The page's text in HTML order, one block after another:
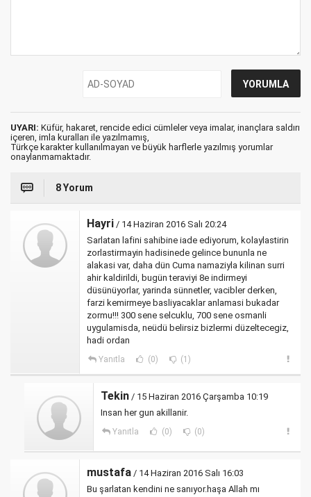
UYARI: Küfür, hakaret, rencide edici cümleler veya imalar, inançlara saldırı
içeren, imla kuralları ile yazılmamış,
Türkçe karakter kullanılmayan ve büyük harflerle yazılmış yorumlar
onaylanmamaktadır.
8 Yorum
Hayri / 14 Haziran 2016 Salı 20:24
Sarlatan lafini sahibine iade ediyorum, kolaylastirin
zorlastirmayin hadisinede gelince bununla ne
alakasi var, daha dün Cuma namaziyla kilinan surri
ahir kaldirildi, bugün teraviyi 8e indirmeyi
düsünüyorlar, yarinda sünnetler, vacibler derken,
farzi kemirmeye basliyacaklar anlamasi bukadar
zormu!!! 300 sene selcuklu, 700 sene osmanli
uygulamisda, neüdü belirsiz bizlermi düzeltecegiz,
hadi ordan
Yanıtla (0) (1)
Tekin / 15 Haziran 2016 Çarşamba 10:19
Insan her gun akillanir.
Yanıtla (0) (0)
mustafa / 14 Haziran 2016 Salı 16:03
Bu şarlatan kendini ne sanıyor.haşa Allah mı